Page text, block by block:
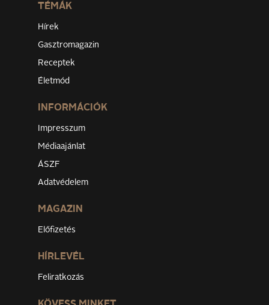
TÉMÁK
Hírek
Gasztromagazin
Receptek
Életmód
INFORMÁCIÓK
Impresszum
Médiaajánlat
ÁSZF
Adatvédelem
MAGAZIN
Előfizetés
HÍRLEVÉL
Feliratkozás